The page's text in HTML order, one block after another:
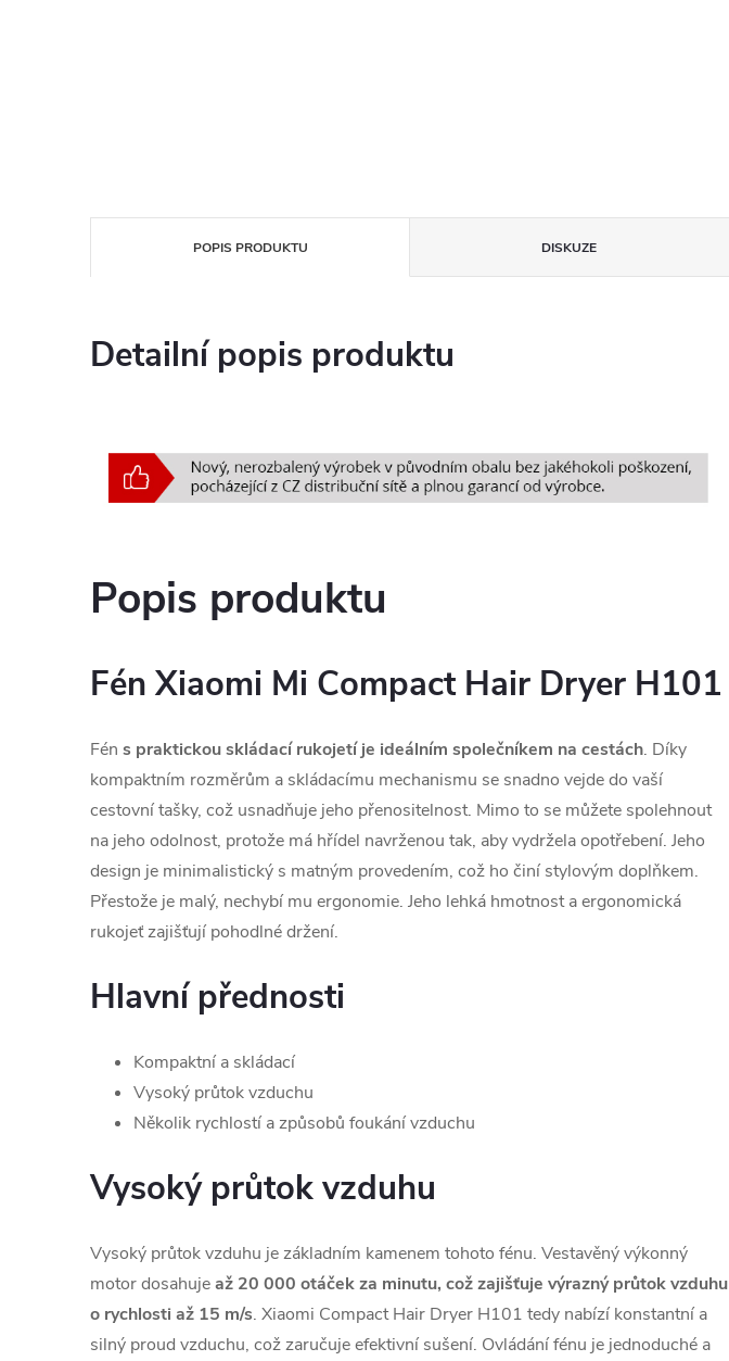
POPIS PRODUKTU DISKUZE
Detailní popis produktu
Popis produktu
Fén Xiaomi Mi Compact Hair Dryer H101
Fén s praktickou skládací rukojetí je ideálním společníkem na cestách. Díky
kompaktním rozměrům a skládacímu mechanismu se snadno vejde do vaší
cestovní tašky, což usnadňuje jeho přenositelnost. Mimo to se můžete spolehnout
na jeho odolnost, protože má hřídel navrženou tak, aby vydržela opotřebení. Jeho
design je minimalistický s matným provedením, což ho činí stylovým doplňkem.
Přestože je malý, nechybí mu ergonomie. Jeho lehká hmotnost a ergonomická
rukojeť zajišťují pohodlné držení.
Hlavní přednosti
Kompaktní a skládací
Vysoký průtok vzduchu
Několik rychlostí a způsobů foukání vzduchu
Vysoký průtok vzduhu
Vysoký průtok vzduhu je základním kamenem tohoto fénu. Vestavěný výkonný
motor dosahujeaž 20 000 otáček za minutu, což zajišťuje výrazný průtok vzduhu
o rychlosti až 15 m/s. Xiaomi Compact Hair Dryer H101 tedy nabízí konstantní a
silný proud vzduchu, což zaručuje efektivní sušení. Ovládání fénu je jednoduché a